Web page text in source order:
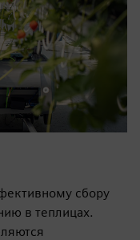
сбору
в теплицах.